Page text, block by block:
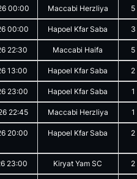
00:00 Maccabi Herzliya 5
00:00 Hapoel Kfar Saba 3
22:30 Maccabi Haifa 5
13:00 Hapoel Kfar Saba 2
23:00 Hapoel Kfar Saba 1
22:45 Maccabi Herzliya 1
20:00 Hapoel Kfar Saba 2
23:00 Kiryat Yam SC 2